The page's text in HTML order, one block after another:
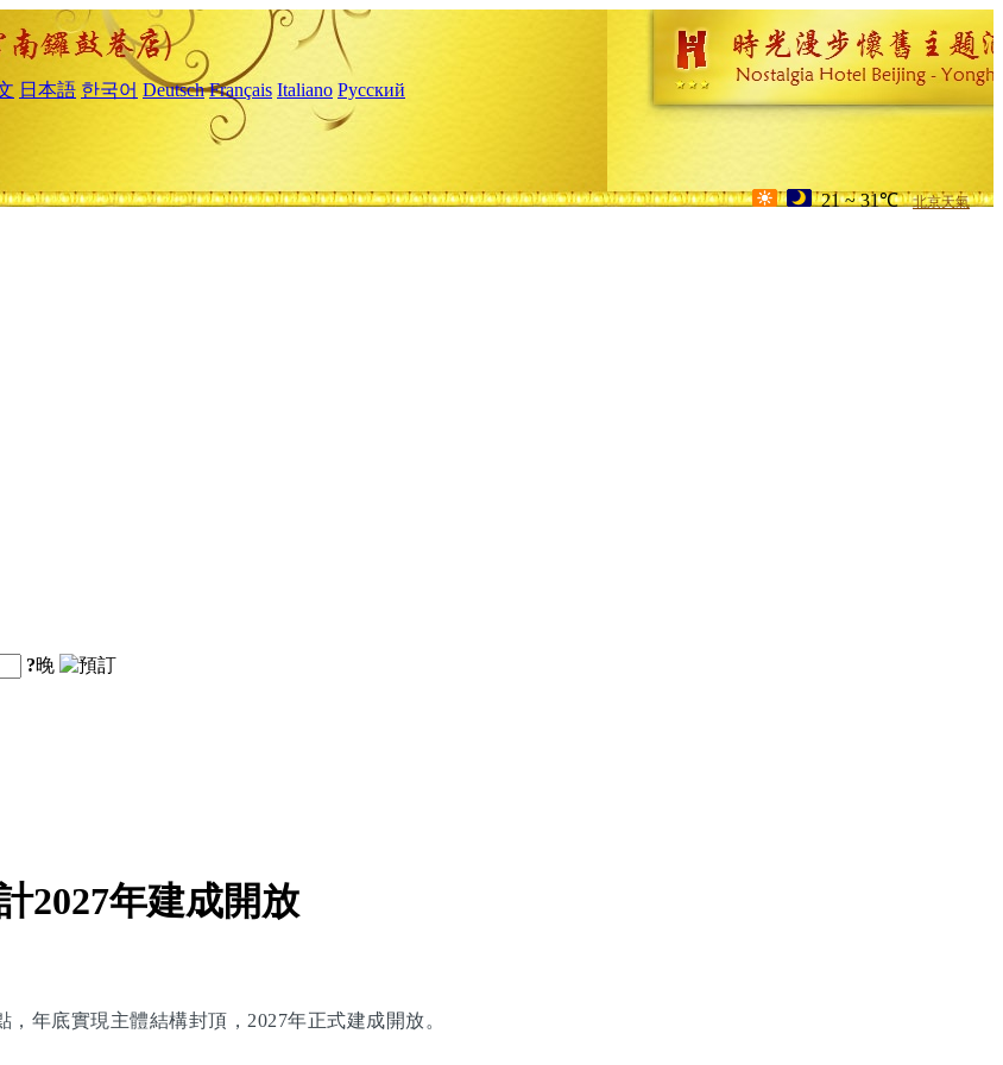
日本語 한국어 Deutsch Français Italiano Русский
21 ~ 31℃ 北京天氣
?晚
2027年建成開放
年底實現主體結構封頂，2027年正式建成開放。